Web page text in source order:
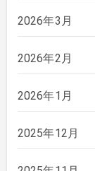
2026年3月
2026年2月
2026年1月
2025年12月